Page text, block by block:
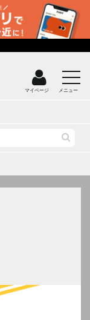
マイページ メニュー